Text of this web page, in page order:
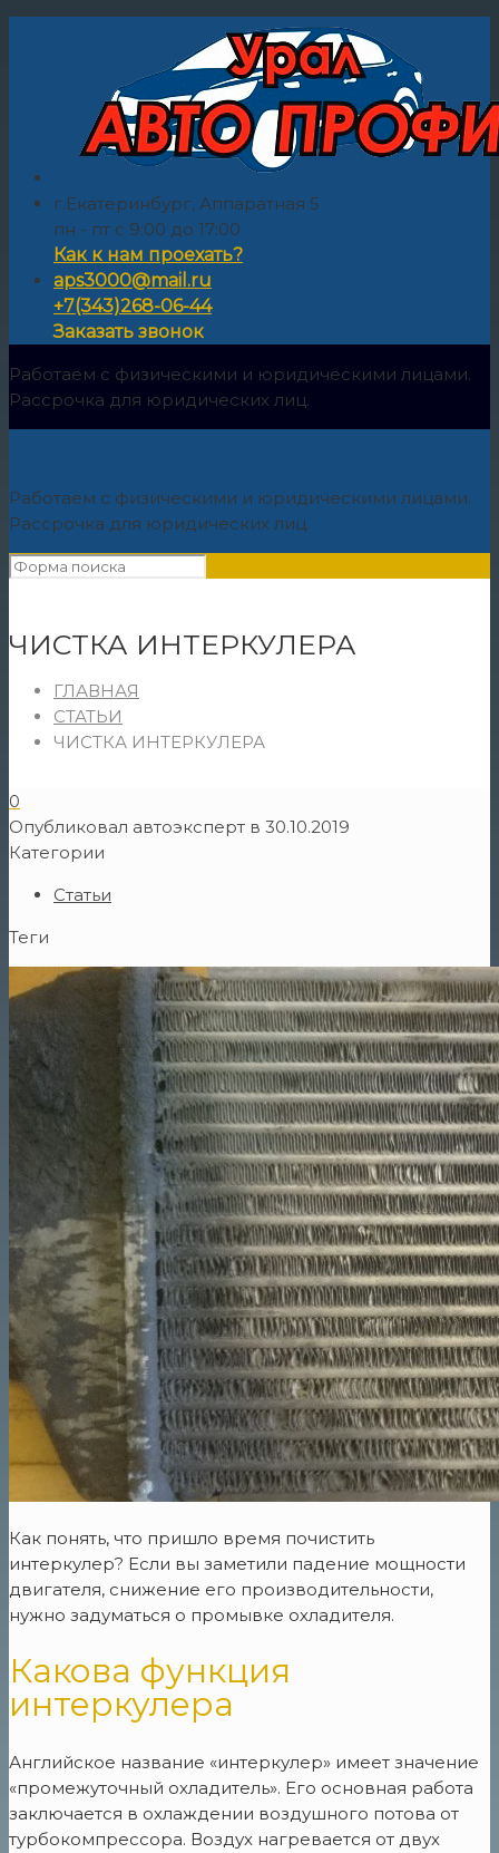
г.Екатеринбург, Аппаратная 5
пн - пт с 9:00 до 17:00
Как к нам проехать?
aps3000@mail.ru
+7(343)268-06-44
Заказать звонок
Работаем с физическими и юридическими лицами.
Рассрочка для юридических лиц.
Работаем с физическими и юридическими лицами.
Рассрочка для юридических лиц.
ЧИСТКА ИНТЕРКУЛЕРА
ГЛАВНАЯ
СТАТЬИ
ЧИСТКА ИНТЕРКУЛЕРА
0
Опубликовал автоэксперт в 30.10.2019
Категории
Статьи
Теги
Как понять, что пришло время почистить
интеркулер? Если вы заметили падение мощности
двигателя, снижение его производительности,
нужно задуматься о промывке охладителя.
Какова функция
интеркулера
Английское название «интеркулер» имеет значение
«промежуточный охладитель». Его основная работа
заключается в охлаждении воздушного потова от
турбокомпрессора. Воздух нагревается от двух